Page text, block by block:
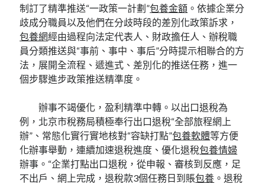
制訂了精準推送“一政策一計劃”包養金額 。依據企業分
歧成分職員以及他們在分歧時段的差別化政策訴求，
包養網經由過程向法定代表人、財政擔任人、辦稅職
員分類推送與“事前、事中、事后”分時提示相聯合的方
法，展開全流程、遞進式、差別化的推送任務，進一
個步驟進步政策推送精準度。
辦事不竭優化，盈利精準中轉。以出口退稅為
例，北京市稅務局積極奉行出口退稅“全部旅程網上
辦”、常態化實行實地核對“容缺打點”包養軟體等方便
化辦事舉動，連續加速退稅進度、優化退稅包養情婦
辦事。“企業打點出口退稅，從申報、審核到反應，足
不出戶、網上完成，退稅款3個任務日到賬包養 。退稅